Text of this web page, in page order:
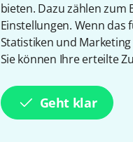
bieten. Dazu zählen zum
Einstellungen. Wenn das
Statistiken und Marketing
Sie können Ihre erteilte
Geht klar